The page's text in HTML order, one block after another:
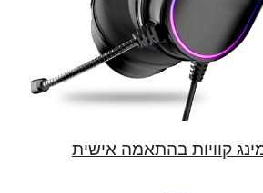
קוויות בהתאמה אישית